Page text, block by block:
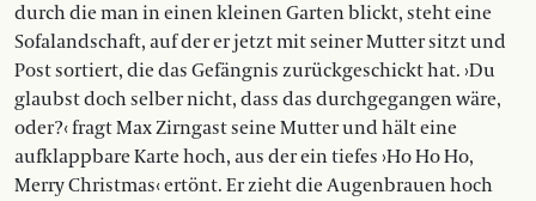
durch die man in einen kleinen Garten blickt, steht eine
Sofalandschaft, auf der er jetzt mit seiner Mutter sitzt und
Post sortiert, die das Gefängnis zurückgeschickt hat. ›Du
glaubst doch selber nicht, dass das durchgegangen wäre,
oder?‹ fragt Max Zirngast seine Mutter und hält eine
aufklappbare Karte hoch, aus der ein tiefes ›Ho Ho Ho,
Merry Christmas‹ ertönt. Er zieht die Augenbrauen hoch